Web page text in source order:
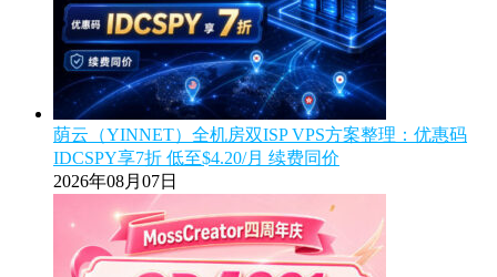
荫云（YINNET）全机房双ISP VPS方案整理：优惠码
IDCSPY享7折 低至$4.20/月 续费同价
2026年08月07日